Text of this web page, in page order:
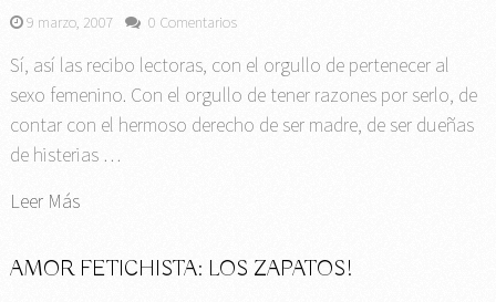
9 marzo, 2007 0 Comentarios
Sí, así las recibo lectoras, con el orgullo de pertenecer al
sexo femenino. Con el orgullo de tener razones por serlo, de
contar con el hermoso derecho de ser madre, de ser dueñas
de histerias …
Leer Más
AMOR FETICHISTA: LOS ZAPATOS!